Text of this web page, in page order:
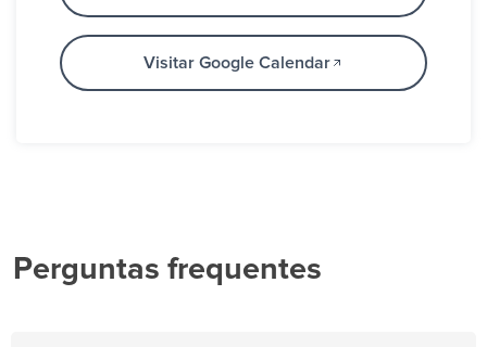
Visitar Google Calendar
Perguntas frequentes